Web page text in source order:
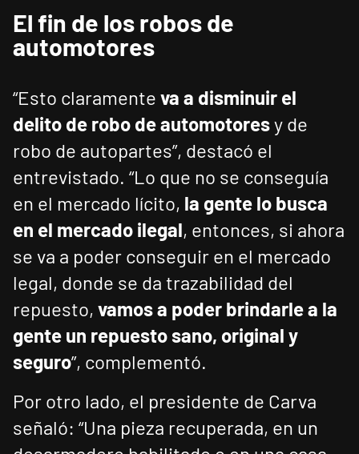
El fin de los robos de
automotores
“Esto claramente va a disminuir el
delito de robo de automotoresy de
robo de autopartes”, destacó el
entrevistado. “Lo que no se conseguía
en el mercado lícito, la gente lo busca
en el mercado ilegal, entonces, si ahora
se va a poder conseguir en el mercado
legal, donde se da trazabilidad del
repuesto, vamos a poder brindarle a la
gente un repuesto sano, original y
seguro”, complementó.
Por otro lado, el presidente de Carva
señaló: “Una pieza recuperada, en un